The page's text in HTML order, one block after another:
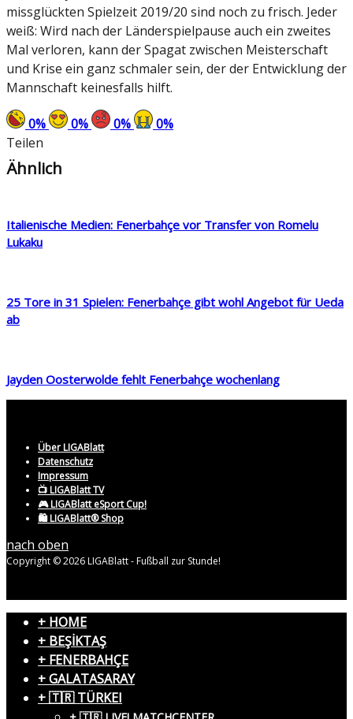
missglückten Spielzeit 2019/20 sind noch zu frisch. Jeder
weiß: Wird nach der Länderspielpause auch ein zweites
Mal verloren, kann der Spagat zwischen Meisterschaft
und Krise ein ganz schmaler sein, der der Entwicklung der
Mannschaft keinesfalls hilft.
0% 0% 0% 0%
Teilen
Ähnlich
Italienische Medien: Fenerbahçe vor Transfer von Romelu
Lukaku
25 Tore in 31 Spielen: Fenerbahçe gibt wohl Angebot für Ueda
ab
Jayden Oosterwolde fehlt Fenerbahçe wochenlang
Über LIGABlatt
Datenschutz
Impressum
📺 LIGABlatt TV
🎮 LIGABlatt eSport Cup!
🛍️ LIGABlatt® Shop
nach oben
Copyright © 2026 LIGABlatt - Fußball zur Stunde!
+ HOME
+ BEŞİKTAŞ
+ FENERBAHÇE
+ GALATASARAY
+ 🇹🇷 TÜRKEI